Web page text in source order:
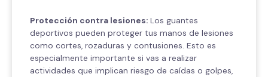
Protección contra lesiones: Los guantes
deportivos pueden proteger tus manos de lesiones
como cortes, rozaduras y contusiones. Esto es
especialmente importante si vas a realizar
actividades que implican riesgo de caídas o golpes,